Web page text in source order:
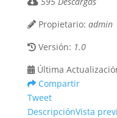
Propietario: admin
Versión: 1.0
Última
Compartir
Tweet
DescripciónVista